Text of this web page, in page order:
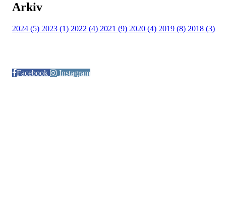
Arkiv
2024 (5) 2023 (1) 2022 (4) 2021 (9) 2020 (4) 2019 (8) 2018 (3)
Facebook
Instagram